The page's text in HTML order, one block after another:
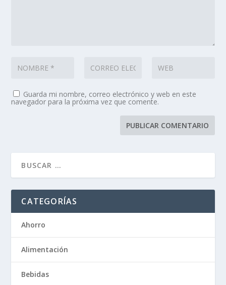
Guarda mi nombre, correo electrónico y web en este
navegador para la próxima vez que comente.
CATEGORÍAS
Ahorro
Alimentación
Bebidas